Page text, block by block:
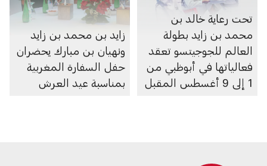
تحت رعاية خالد بن
محمد بن زايد بطولة
العالم للجوجيتسو تعقد
فعالياتها في أبوظبي من
1 إلى 9 أغسطس المقبل
زايد بن محمد بن زايد
ونهيان بن مبارك يحضران
حفل السفارة المغربية
بمناسبة عيد العرش